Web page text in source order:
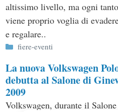
altissimo livello, ma ogni
viene proprio voglia di
e regalare..
Categorie
fiere-eventi
La nuova Volkswagen
debutta al Salone di
2009
Volkswagen, durante il Salone